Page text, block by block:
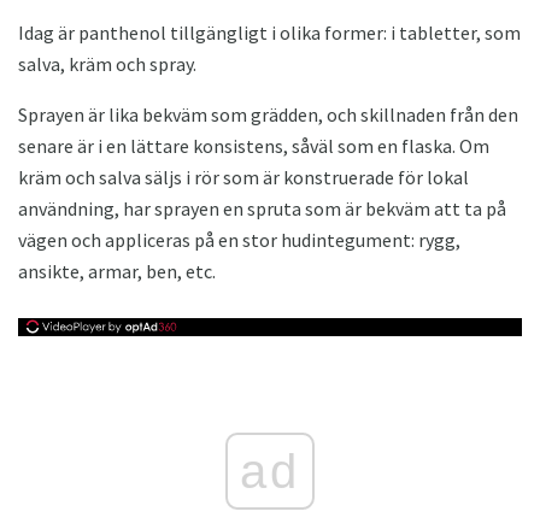
Idag är panthenol tillgängligt i olika former: i tabletter, som
salva, kräm och spray.
Sprayen är lika bekväm som grädden, och skillnaden från den
senare är i en lättare konsistens, såväl som en flaska. Om
kräm och salva säljs i rör som är konstruerade för lokal
användning, har sprayen en spruta som är bekväm att ta på
vägen och appliceras på en stor hudintegument: rygg,
ansikte, armar, ben, etc.
ad